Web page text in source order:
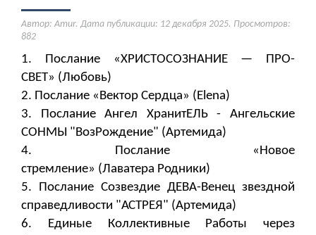
Автор: Amur. Дата публикации: 12 декабря 2025. Просмотров:
882
1. Послание «ХРИСТОСОЗНАНИЕ — ПРО-
СВЕТ» (Любовь)
2. Послание «Вектор Сердца» (Elena)
3. Послание Ангел ХранитЕЛЬ - Ангельские
СОНМЫ "ВозРождение" (Артемида)
4. Послание «Новое
стремление» (Лаватера Родники)
5. Послание Созвездие ДЕВА-Венец звездной
справедливости "АСТРЕЯ" (Артемида)
6. Единые Коллективные Работы через